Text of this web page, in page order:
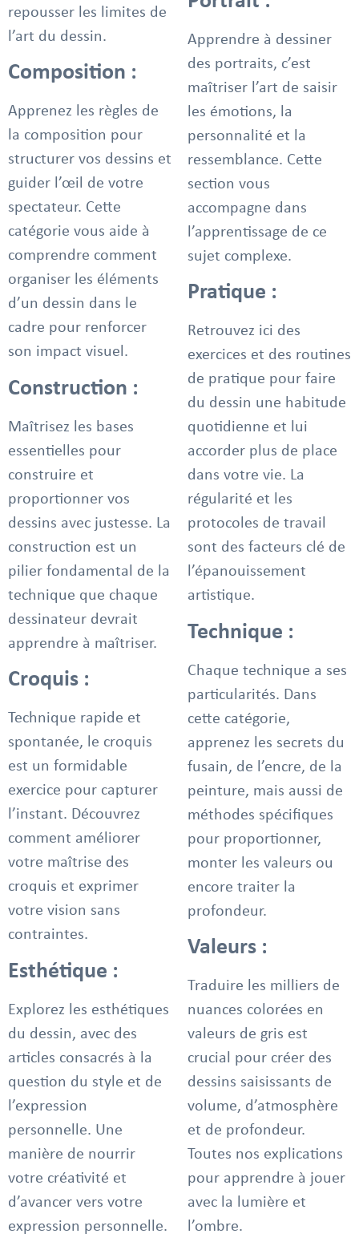
repousser les limites de
l’art du dessin.
Composition :
Apprenez les règles de
la composition pour
structurer vos dessins et
guider l’œil de votre
spectateur. Cette
catégorie vous aide à
comprendre comment
organiser les éléments
d’un dessin dans le
cadre pour renforcer
son impact visuel.
Construction :
Maîtrisez les bases
essentielles pour
construire et
proportionner vos
dessins avec justesse. La
construction est un
pilier fondamental de la
technique que chaque
dessinateur devrait
apprendre à maîtriser.
Croquis :
Technique rapide et
spontanée, le croquis
est un formidable
exercice pour capturer
l’instant. Découvrez
comment améliorer
votre maîtrise des
croquis et exprimer
votre vision sans
contraintes.
Esthétique :
Explorez les esthétiques
du dessin, avec des
articles consacrés à la
question du style et de
l’expression
personnelle. Une
manière de nourrir
votre créativité et
d’avancer vers votre
expression personnelle.
Apprendre à dessiner
des portraits, c’est
maîtriser l’art de saisir
les émotions, la
personnalité et la
ressemblance. Cette
section vous
accompagne dans
l’apprentissage de ce
sujet complexe.
Pratique :
Retrouvez ici des
exercices et des routines
de pratique pour faire
du dessin une habitude
quotidienne et lui
accorder plus de place
dans votre vie. La
régularité et les
protocoles de travail
sont des facteurs clé de
l’épanouissement
artistique.
Technique :
Chaque technique a ses
particularités. Dans
cette catégorie,
apprenez les secrets du
fusain, de l’encre, de la
peinture, mais aussi de
méthodes spécifiques
pour proportionner,
monter les valeurs ou
encore traiter la
profondeur.
Valeurs :
Traduire les milliers de
nuances colorées en
valeurs de gris est
crucial pour créer des
dessins saisissants de
volume, d’atmosphère
et de profondeur.
Toutes nos explications
pour apprendre à jouer
avec la lumière et
l’ombre.